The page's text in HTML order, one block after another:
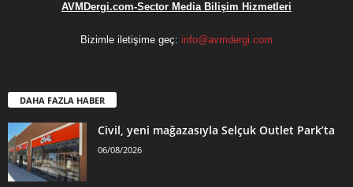
AVMDergi.com-Sector Media Bilişim Hizmetleri
Bizimle iletişime geç: info@avmdergi.com
DAHA FAZLA HABER
Civil, yeni mağazasıyla Selçuk Outlet Park’ta
06/08/2026